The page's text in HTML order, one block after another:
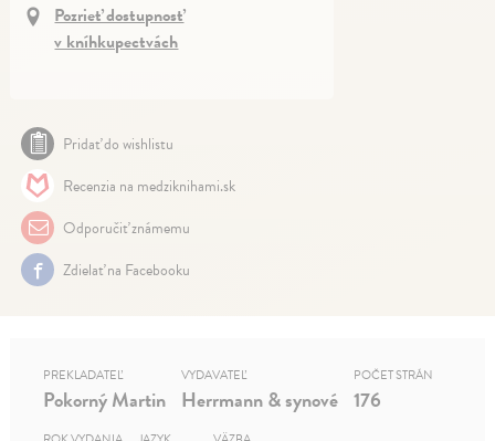
Pozrieť dostupnosť
v kníhkupectvách
Pridať do wishlistu
Recenzia na medziknihami.sk
Odporučiť známemu
Zdielať na Facebooku
PREKLADATEĽ
Pokorný Martin
VYDAVATEĽ
Herrmann & synové
POČET STRÁN
176